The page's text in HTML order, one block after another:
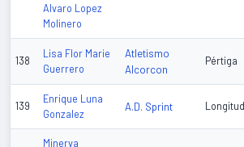
Alvaro Lopez
Molinero
138
Lisa Flor Marie
Guerrero
Atletismo
Alcorcon
Pértiga
139
Enrique Luna
Gonzalez
A.D. Sprint Longitud
Minerva